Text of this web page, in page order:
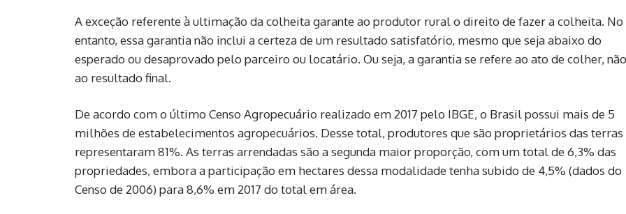
A exceção referente à ultimação da colheita garante ao produtor rural o direito de fazer a colheita. No
entanto, essa garantia não inclui a certeza de um resultado satisfatório, mesmo que seja abaixo do
esperado ou desaprovado pelo parceiro ou locatário. Ou seja, a garantia se refere ao ato de colher, não
ao resultado final.
De acordo com o último Censo Agropecuário realizado em 2017 pelo IBGE, o Brasil possui mais de 5
milhões de estabelecimentos agropecuários. Desse total, produtores que são proprietários das terras
representaram 81%. As terras arrendadas são a segunda maior proporção, com um total de 6,3% das
propriedades, embora a participação em hectares dessa modalidade tenha subido de 4,5% (dados do
Censo de 2006) para 8,6% em 2017 do total em área.